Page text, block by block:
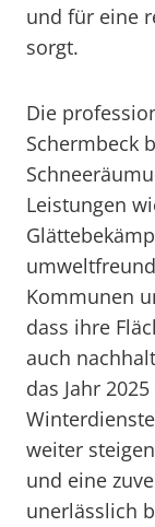
und für eine
sorgt.
Die
Schermbeck
Leistungen
Kommunen
dass ihre
auch
das Jahr
weiter
und eine
unerlässlich